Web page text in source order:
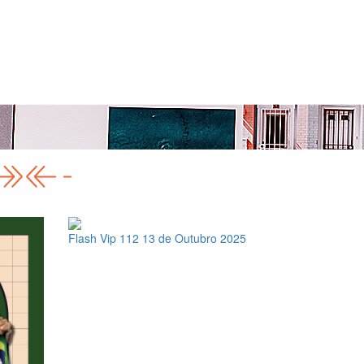
Flash Vip 112 13 de Outubro 2025